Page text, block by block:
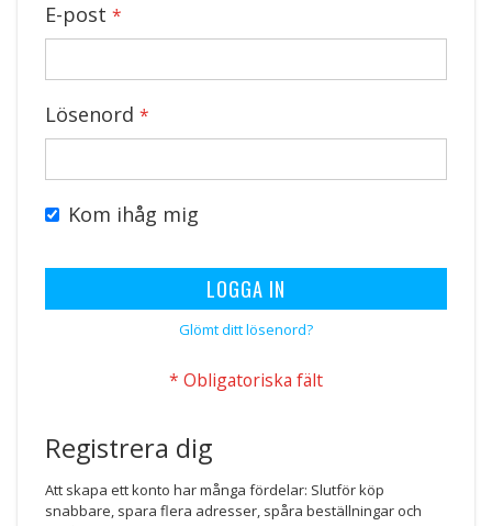
E-post
Lösenord
Kom ihåg mig
LOGGA IN
Glömt ditt lösenord?
Registrera dig
Att skapa ett konto har många fördelar: Slutför köp
snabbare, spara flera adresser, spåra beställningar och